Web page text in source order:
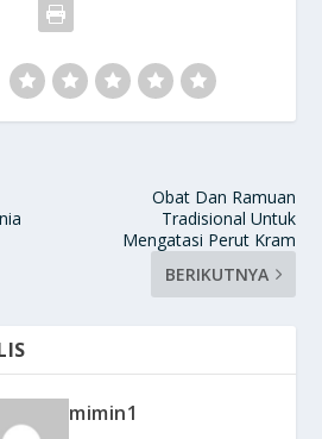
Obat Dan Ramuan
Tradisional Untuk
Mengatasi Perut Kram
BERIKUTNYA
mimin1